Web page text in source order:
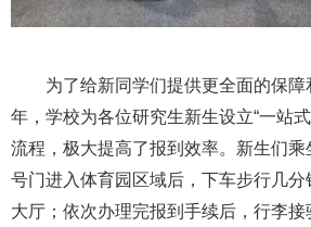
为了给新同学们提供更全面的保障
年，学校为各位研究生新生设立“一站
流程，极大提高了报到效率。新生们
号门进入体育园区域后，下车步行几分
大厅；依次办理完报到手续后，行李